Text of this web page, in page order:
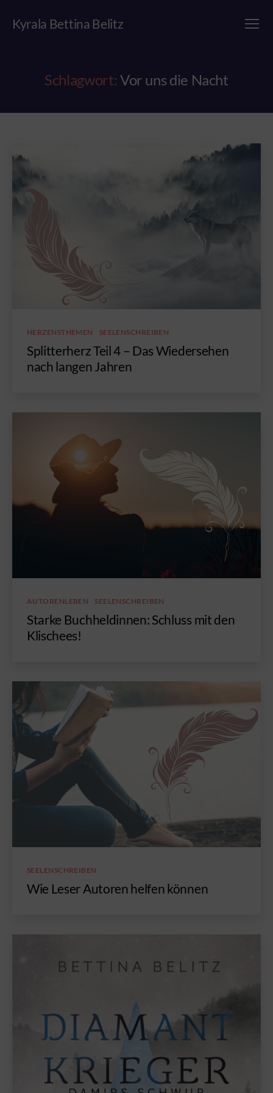
Kyrala Bettina Belitz
Schlagwort:Vor uns die Nacht
Kategorien
HERZENSTHEMEN SEELENSCHREIBEN
Splitterherz Teil 4 – Das Wiedersehen
nach langen Jahren
Kategorien
AUTORENLEBEN SEELENSCHREIBEN
Starke Buchheldinnen: Schluss mit den
Klischees!
Kategorien
SEELENSCHREIBEN
Wie Leser Autoren helfen können